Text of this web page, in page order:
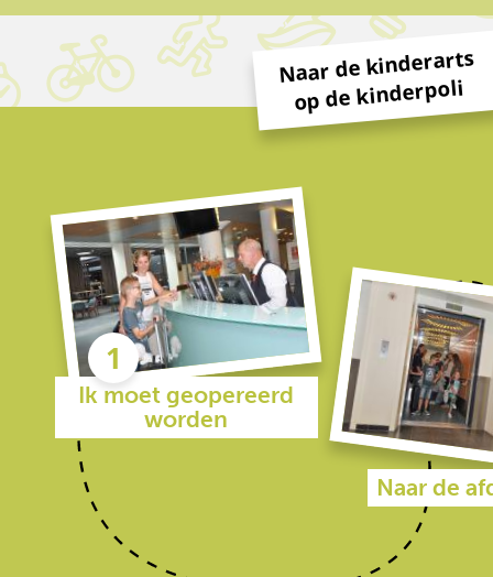
Naar de kinderarts
op de kinderpoli
Ik moet geopereerd
worden
Naar de